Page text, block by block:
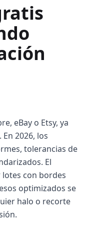
eBay o Etsy, ya
2026, los
tolerancias de
El
con bordes
optimizados se
halo o recorte